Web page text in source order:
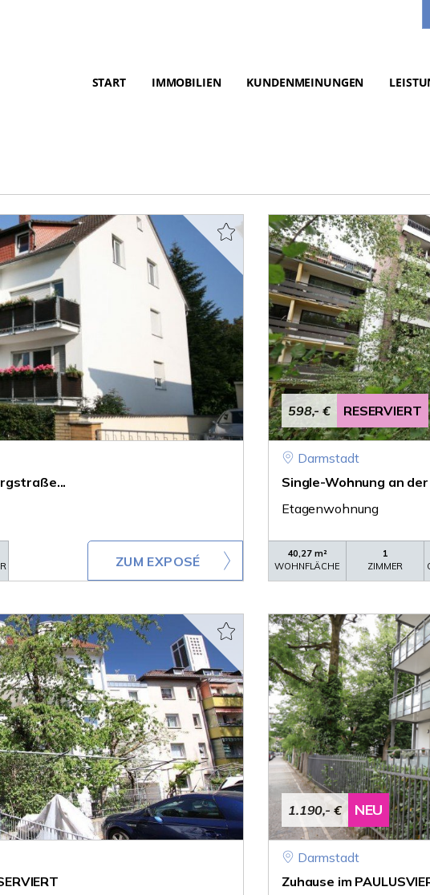
START IMMOBILIEN KUNDENMEINUNGEN
ZUM EXPOSÉ
598,- € RESERVIERT
Darmstadt
Single-Wohnung an der
Etagenwohnung
40,27 m²
WOHNFLÄCHE
1
ZIMMER
1.190,- € NEU
Darmstadt
Zuhause im